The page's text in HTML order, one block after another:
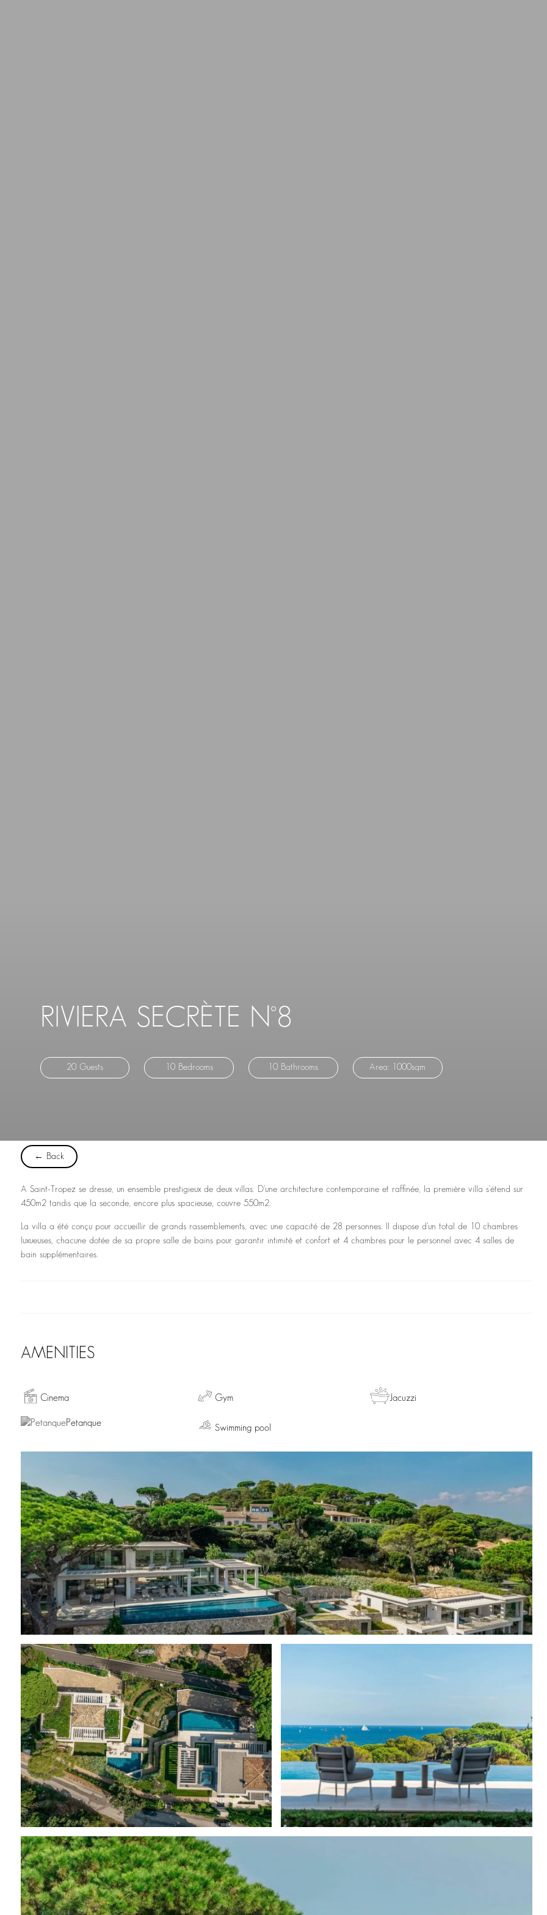
RIVIERA SECRÈTE N°8
20 Guests 10 Bedrooms 10 Bathrooms Area: 1000sqm
← Back
A Saint-Tropez se dresse, un ensemble prestigieux de deux villas. D’une architecture contemporaine et raffinée, la première villa s’étend sur
450m2 tandis que la seconde, encore plus spacieuse, couvre 550m2.
La villa a été conçu pour accueillir de grands rassemblements, avec une capacité de 28 personnes. Il dispose d’un total de 10 chambres
luxueuses, chacune dotée de sa propre salle de bains pour garantir intimité et confort et 4 chambres pour le personnel avec 4 salles de
bain supplémentaires.
AMENITIES
Cinema Gym Jacuzzi
Petanque
Swimming pool